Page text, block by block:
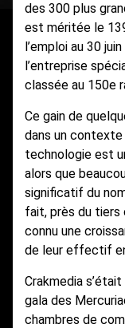
des 300 plus
est méritée le
l’emploi au 30
l’entreprise
classée au 150e
Ce gain de
dans un
technologie est
alors que
significatif du
fait, près du tiers
connu une
de leur effectif
Crakmedia s’était
gala des
chambres de